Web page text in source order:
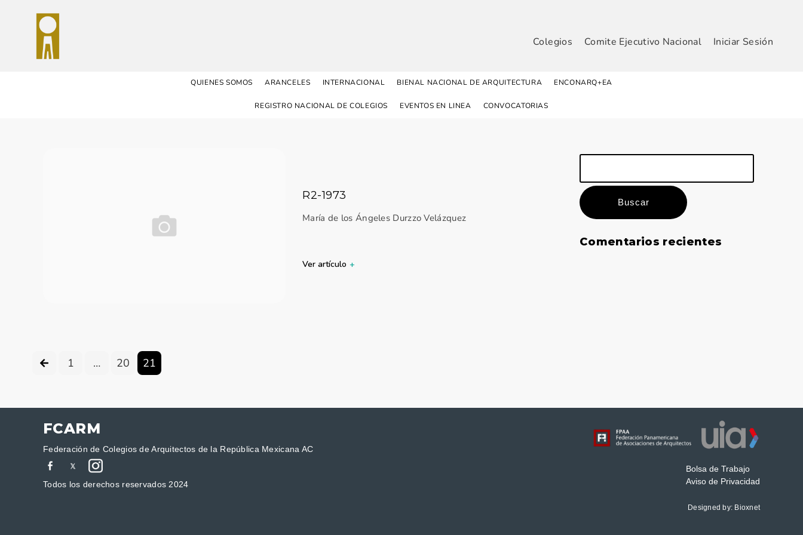
Colegios Comite Ejecutivo Nacional Iniciar Sesión
QUIENES SOMOS ARANCELES INTERNACIONAL BIENAL NACIONAL DE ARQUITECTURA ENCONARQ+EA
REGISTRO NACIONAL DE COLEGIOS EVENTOS EN LINEA CONVOCATORIAS
R2-1973
María de los Ángeles Durzzo Velázquez
Ver artículo +
1 … 20 21
Buscar:
Comentarios recientes
FCARM
Federación de Colegios de Arquitectos de la República Mexicana AC
Todos los derechos reservados 2024
Bolsa de Trabajo
Aviso de Privacidad
Designed by: Bioxnet